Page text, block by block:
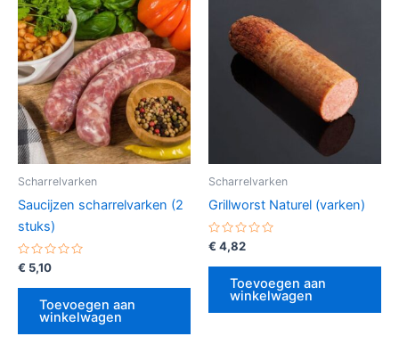
Scharrelvarken
Saucijzen scharrelvarken (2
stuks)
Gewaardeerd
0
uit
€ 5,10
Toevoegen aan
winkelwagen
Scharrelvarken
Grillworst Naturel (varken)
Gewaardeerd
0
uit
€ 4,82
Toevoegen aan
winkelwagen